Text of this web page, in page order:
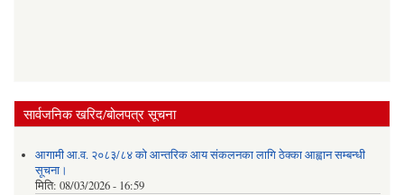
सार्वजनिक खरिद/बोलपत्र सूचना
आगामी आ.व. २०८३/८४ को आन्तरिक आय संकलनका लागि ठेक्का आह्वान सम्बन्धी
सूचना।
मिति: 08/03/2026 - 16:59